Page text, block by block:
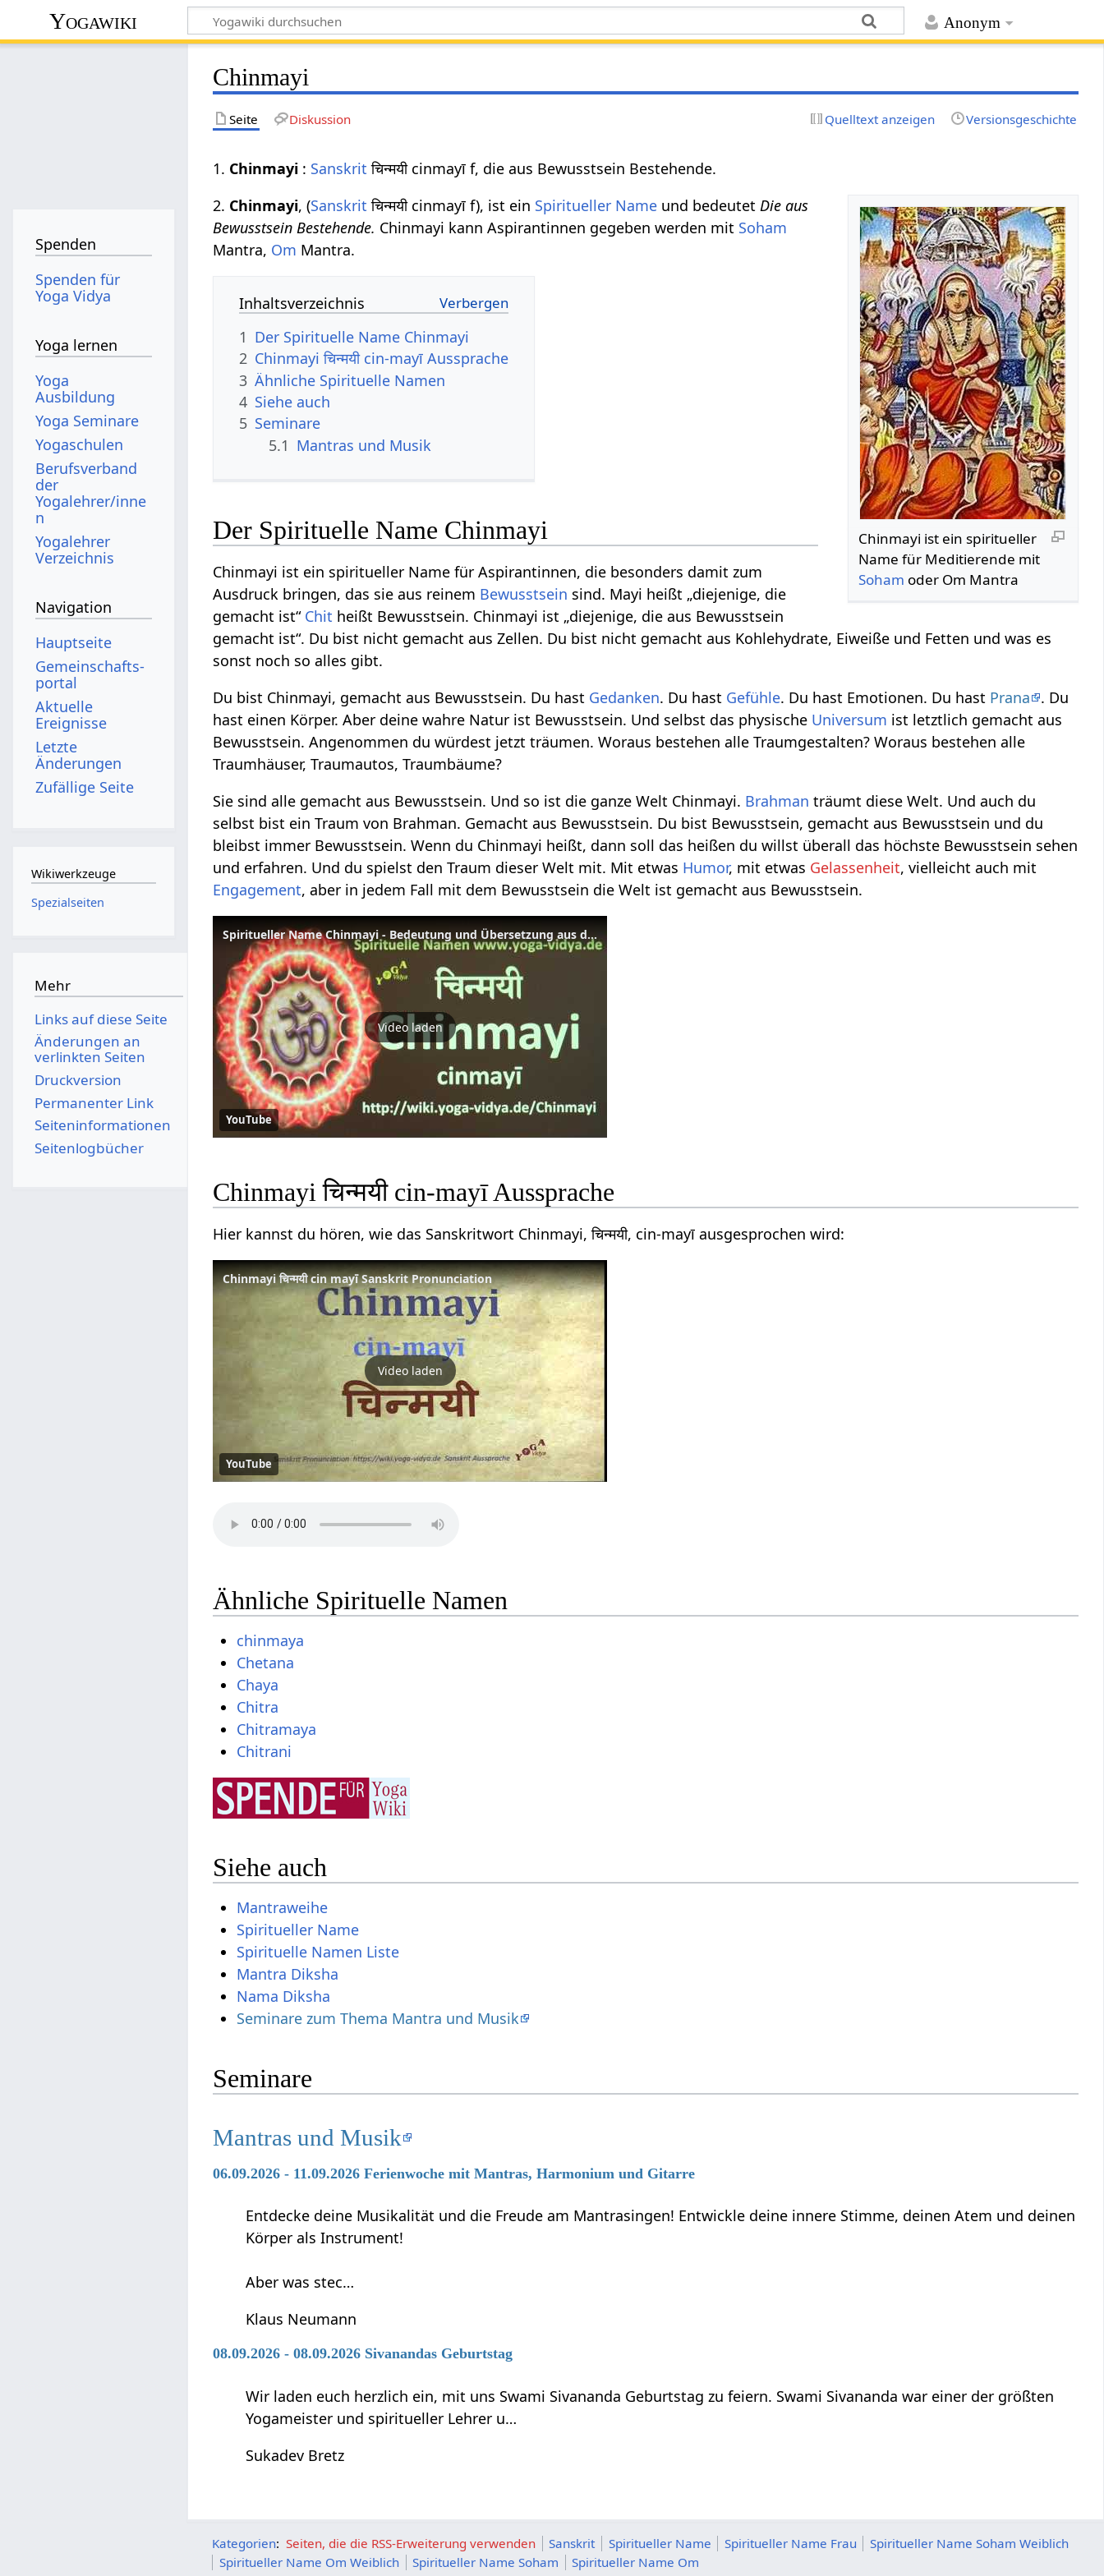
Anonym
Yogawiki
Chinmayi
Seite Diskussion Quelltext anzeigen Versionsgeschichte
1. Chinmayi : Sanskrit चिन्मयी cinmayī f, die aus Bewusstsein Bestehende.
Chinmayi ist ein spiritueller
Name für Meditierende mit
Soham oder Om Mantra
2. Chinmayi, (Sanskrit चिन्मयी cinmayī f), ist ein Spiritueller Name und bedeutet Die aus
Bewusstsein Bestehende. Chinmayi kann Aspirantinnen gegeben werden mit Soham
Mantra, Om Mantra.
Inhaltsverzeichnis
1 Der Spirituelle Name Chinmayi
2 Chinmayi चिन्मयी cin-mayī Aussprache
3 Ähnliche Spirituelle Namen
4 Siehe auch
5 Seminare
5.1 Mantras und Musik
Der Spirituelle Name Chinmayi
Chinmayi ist ein spiritueller Name für Aspirantinnen, die besonders damit zum
Ausdruck bringen, das sie aus reinem Bewusstsein sind. Mayi heißt „diejenige, die
gemacht ist“ Chit heißt Bewusstsein. Chinmayi ist „diejenige, die aus Bewusstsein
gemacht ist“. Du bist nicht gemacht aus Zellen. Du bist nicht gemacht aus Kohlehydrate, Eiweiße und Fetten und was es
sonst noch so alles gibt.
Du bist Chinmayi, gemacht aus Bewusstsein. Du hast Gedanken. Du hast Gefühle. Du hast Emotionen. Du hast Prana
. Du
hast einen Körper. Aber deine wahre Natur ist Bewusstsein. Und selbst das physische Universum ist letztlich gemacht aus
Bewusstsein. Angenommen du würdest jetzt träumen. Woraus bestehen alle Traumgestalten? Woraus bestehen alle
Traumhäuser, Traumautos, Traumbäume?
Sie sind alle gemacht aus Bewusstsein. Und so ist die ganze Welt Chinmayi. Brahman träumt diese Welt. Und auch du
selbst bist ein Traum von Brahman. Gemacht aus Bewusstsein. Du bist Bewusstsein, gemacht aus Bewusstsein und du
bleibst immer Bewusstsein. Wenn du Chinmayi heißt, dann soll das heißen du willst überall das höchste Bewusstsein sehen
und erfahren. Und du spielst den Traum dieser Welt mit. Mit etwas Humor, mit etwas Gelassenheit, vielleicht auch mit
Engagement, aber in jedem Fall mit dem Bewusstsein die Welt ist gemacht aus Bewusstsein.
Spiritueller Name Chinmayi - Bedeutung und Übersetzung aus dem Sanskrit
Video laden
YouTube
Chinmayi चिन्मयी cin-mayī Aussprache
Hier kannst du hören, wie das Sanskritwort Chinmayi, चिन्मयी, cin-mayī ausgesprochen wird:
Chinmayi चिन्मयी cin mayī Sanskrit Pronunciation
Video laden
YouTube
Ähnliche Spirituelle Namen
chinmaya
Chetana
Chaya
Chitra
Chitramaya
Chitrani
Siehe auch
Mantraweihe
Spiritueller Name
Spirituelle Namen Liste
Mantra Diksha
Nama Diksha
Seminare zum Thema Mantra und Musik
Seminare
Mantras und Musik
06.09.2026 - 11.09.2026 Ferienwoche mit Mantras, Harmonium und Gitarre
Entdecke deine Musikalität und die Freude am Mantrasingen! Entwickle deine innere Stimme, deinen Atem und deinen
Körper als Instrument!
Aber was stec…
Klaus Neumann
08.09.2026 - 08.09.2026 Sivanandas Geburtstag
Wir laden euch herzlich ein, mit uns Swami Sivananda Geburtstag zu feiern. Swami Sivananda war einer der größten
Yogameister und spiritueller Lehrer u…
Sukadev Bretz
Kategorien: Seiten, die die RSS-Erweiterung verwenden Sanskrit Spiritueller Name Spiritueller Name Frau
Spiritueller Name Soham Weiblich
Spiritueller Name Om Weiblich
Spiritueller Name Soham Spiritueller Name Om
Spenden
Spenden für
Yoga Vidya
Yoga lernen
Yoga
Ausbildung
Yoga Seminare
Yogaschulen
Berufsverband
der
Yogalehrer/inne
n
Yogalehrer
Verzeichnis
Navigation
Hauptseite
Gemeinschafts­
portal
Aktuelle
Ereignisse
Letzte
Änderungen
Zufällige Seite
Wikiwerkzeuge
Spezialseiten
Mehr
Links auf diese Seite
Änderungen an
verlinkten Seiten
Druckversion
Permanenter Link
Seiten­­informationen
Seitenlogbücher